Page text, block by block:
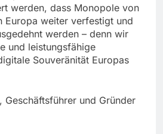
werden, dass Monopole von
Europa weiter verfestigt und
werden – denn wir
und leistungsfähige
Souveränität Europas
Geschäftsführer und Gründer